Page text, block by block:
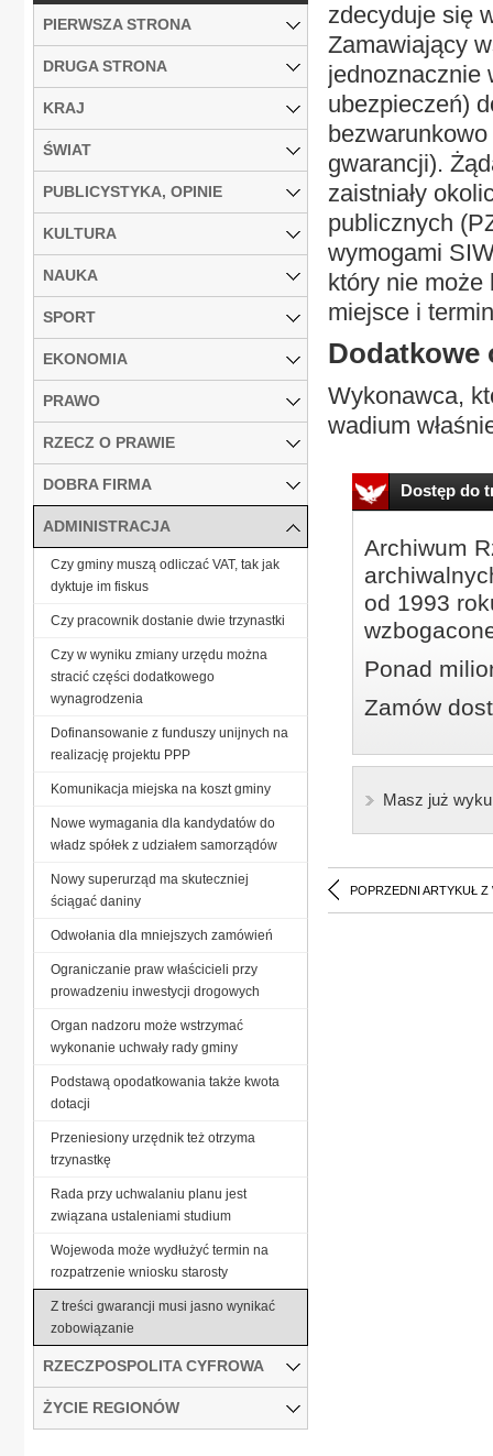
zdecyduje się
Zamawiający
jednoznacznie
ubezpieczeń)
gwarancji).
zaistniały
publicznych
wymogami
który nie może
miejsce i
Dodatkowe
Wykonawca,
wadium
Dostęp do
Archiwum
od 1993
Ponad
Zamów
Masz już
POPRZEDNI ARTYKUŁ Z
PIERWSZA STRONA
DRUGA STRONA
KRAJ
ŚWIAT
PUBLICYSTYKA, OPINIE
KULTURA
NAUKA
SPORT
EKONOMIA
PRAWO
RZECZ O PRAWIE
DOBRA FIRMA
ADMINISTRACJA
Czy gminy muszą odliczać VAT, tak jak
dyktuje im fiskus
Czy pracownik dostanie dwie trzynastki
Czy w wyniku zmiany urzędu można
stracić części dodatkowego
wynagrodzenia
Dofinansowanie z funduszy unijnych na
realizację projektu PPP
Komunikacja miejska na koszt gminy
Nowe wymagania dla kandydatów do
władz spółek z udziałem samorządów
Nowy superurząd ma skuteczniej
ściągać daniny
Odwołania dla mniejszych zamówień
Ograniczanie praw właścicieli przy
prowadzeniu inwestycji drogowych
Organ nadzoru może wstrzymać
wykonanie uchwały rady gminy
Podstawą opodatkowania także kwota
dotacji
Przeniesiony urzędnik też otrzyma
trzynastkę
Rada przy uchwalaniu planu jest
związana ustaleniami studium
Wojewoda może wydłużyć termin na
rozpatrzenie wniosku starosty
Z treści gwarancji musi jasno wynikać
zobowiązanie
RZECZPOSPOLITA CYFROWA
ŻYCIE REGIONÓW